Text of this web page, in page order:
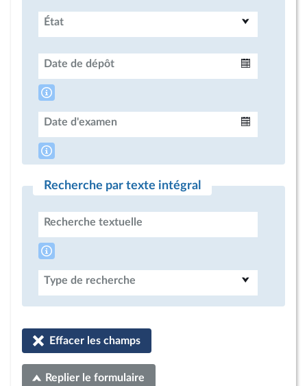
État
Date de dépôt
Date d'examen
Recherche par texte intégral
Recherche textuelle
Type de recherche
Effacer les champs
Replier le formulaire